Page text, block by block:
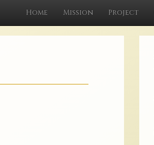
Home Mission Project